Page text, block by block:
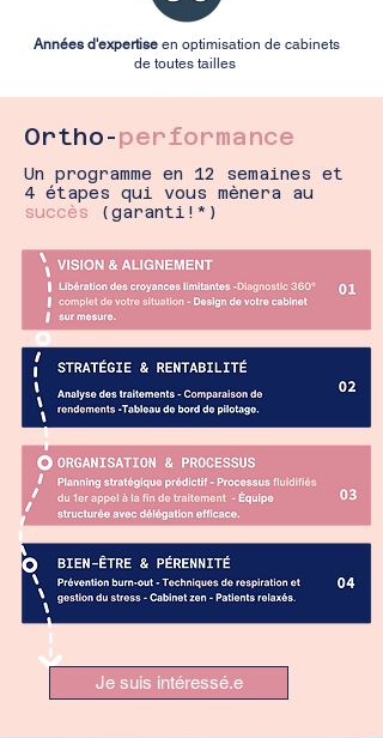
Années d'expertise en optimisation de cabinets
de toutes tailles
Ortho-performance
Un programme en 12 semaines et
4 étapes qui vous mènera au
succès (garanti!*)
Je suis intéressé.e